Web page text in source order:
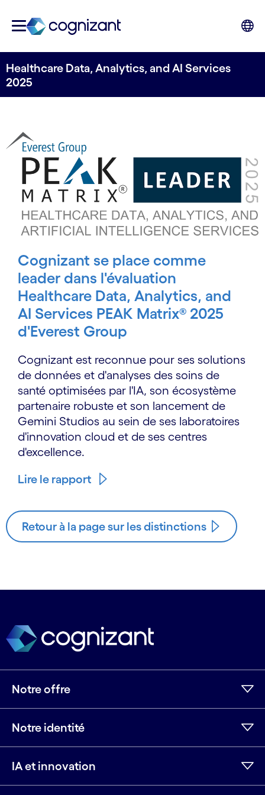
Healthcare Data, Analytics, and AI Services
2025
Cognizant se place comme
leader dans l'évaluation
Healthcare Data, Analytics, and
AI Services PEAK Matrix® 2025
d'Everest Group
Cognizant est reconnue pour ses solutions
de données et d'analyses des soins de
santé optimisées par l'IA, son écosystème
partenaire robuste et son lancement de
Gemini Studios au sein de ses laboratoires
d'innovation cloud et de ses centres
d'excellence.
Lire le rapport
Retour à la page sur les distinctions
Notre offre
Notre identité
IA et innovation